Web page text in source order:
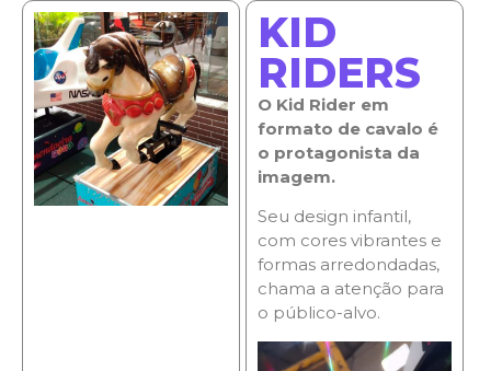
KID
RIDERS
O Kid Rider em
formato de cavalo é
o protagonista da
imagem.
Seu design infantil,
com cores vibrantes e
formas arredondadas,
chama a atenção para
o público-alvo.